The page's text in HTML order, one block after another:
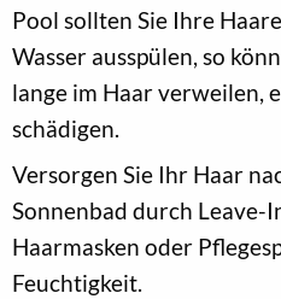
Pool sollten Sie Ihre
Wasser ausspülen, so
lange im Haar verweilen,
schädigen.
Versorgen Sie Ihr Haar
Sonnenbad durch Leave-
Haarmasken oder
Feuchtigkeit.